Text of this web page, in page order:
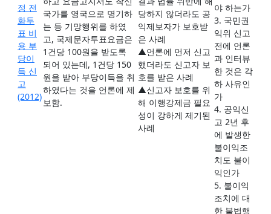
정 전
화투
표 비
용 부
당이
득 신
고
(2012)
국가를 영국으로 명기하
는 등 기망행위를 하였
고, 국제문자투표요금은
1건당 100원을 받도록
되어 있는데, 1건당 150
원을 받아 부당이득을 취
하였다는 것을 언론에 제
보함.
당하지 않더라도 공
익제보자가 보호받
은 사례
▲언론에 먼저 신고
했더라도 신고자 보
호를 받은 사례
▲신고자 보호를 위
해 이행강제금 필요
성이 강하게 제기된
사례
야 하는가
3. 국민권
익위 신고
전에 언론
과 인터뷰
한 것은 각
하 사유인
가
4. 공익신
고 2년 후
에 발생한
불이익조
치도 불이
익인가
5. 불이익
조치에 대
한 불법행